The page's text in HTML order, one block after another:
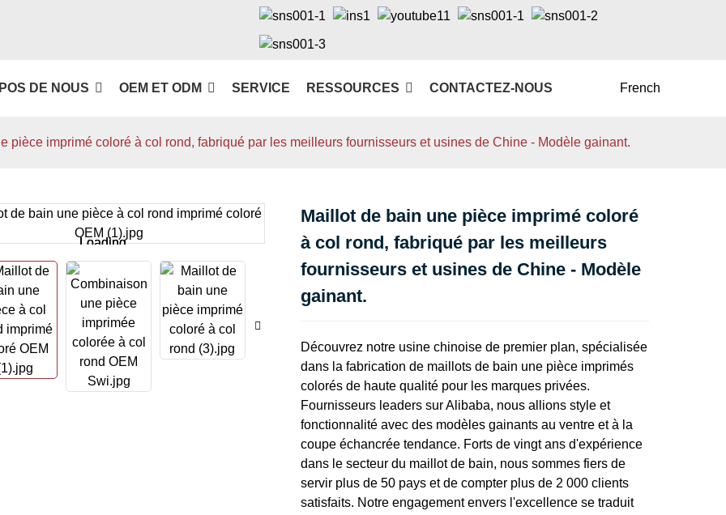
DE NOUS OEM ET ODM SERVICE RESSOURCES CONTACTEZ-NOUS French
pièce imprimé coloré à col rond, fabriqué par les meilleurs fournisseurs et usines de Chine - Modèle gainant.
Loading...
Loading... Loading...
Loading...
Maillot de bain une pièce imprimé coloré
à col rond, fabriqué par les meilleurs
fournisseurs et usines de Chine - Modèle
gainant.
Découvrez notre usine chinoise de premier plan, spécialisée
dans la fabrication de maillots de bain une pièce imprimés
colorés de haute qualité pour les marques privées.
Fournisseurs leaders sur Alibaba, nous allions style et
fonctionnalité avec des modèles gainants au ventre et à la
coupe échancrée tendance. Forts de vingt ans d'expérience
dans le secteur du maillot de bain, nous sommes fiers de
servir plus de 50 pays et de compter plus de 2 000 clients
satisfaits. Notre engagement envers l'excellence se traduit